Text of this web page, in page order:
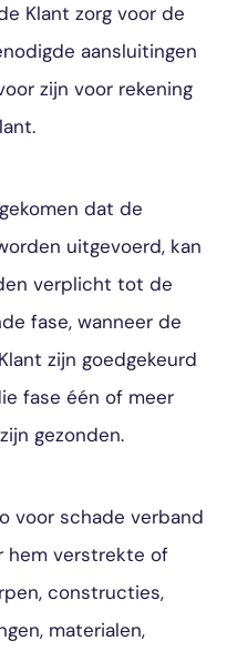
Klant zorg voor de
aansluitingen
zijn voor rekening
dat de
uitgevoerd, kan
verplicht tot de
fase, wanneer de
zijn goedgekeurd
fase één of meer
gezonden.
voor schade verband
hem verstrekte of
constructies,
materialen,